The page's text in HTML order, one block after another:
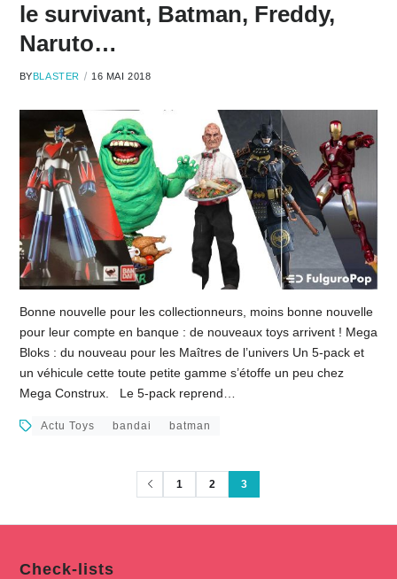
le survivant, Batman, Freddy,
Naruto…
BYBLASTER 16 MAI 2018
Bonne nouvelle pour les collectionneurs, moins bonne nouvelle
pour leur compte en banque : de nouveaux toys arrivent ! Mega
Bloks : du nouveau pour les Maîtres de l’univers Un 5-pack et
un véhicule cette toute petite gamme s’étoffe un peu chez
Mega Construx. Le 5-pack reprend…
Actu Toys bandai batman
1 2 3
Check-lists